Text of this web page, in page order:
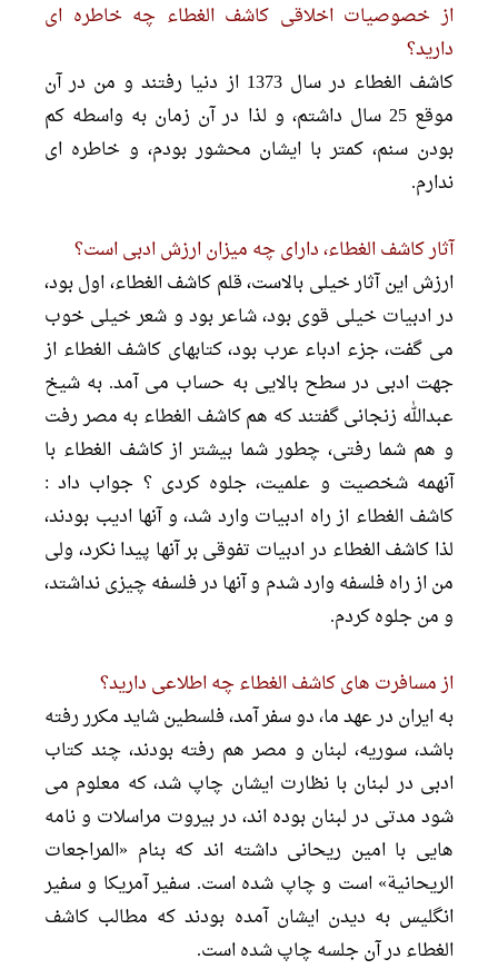
از خصوصیات اخلاقى کاشف الغطاء چه خاطره اى
دارید؟
کاشف الغطاء در سال 1373 از دنیا رفتند و من در آن
موقع 25 سال داشتم، و لذا در آن زمان به واسطه کم
بودن سنم، کمتر با ایشان محشور بودم، و خاطره اى
ندارم.
آثار کاشف الغطاء، داراى چه میزان ارزش ادبى است؟
ارزش این آثار خیلى بالاست، قلم کاشف الغطاء، اول بود،
در ادبیات خیلى قوى بود، شاعر بود و شعر خیلى خوب
مى گفت، جزء ادباء عرب بود، کتابهاى کاشف الغطاء از
جهت ادبى در سطح بالایى به حساب مى آمد. به شیخ
عبدالله زنجانى گفتند که هم کاشف الغطاء به مصر رفت
و هم شما رفتى، چطور شما بیشتر از کاشف الغطاء با
آنهمه شخصیت و علمیت، جلوه کردى ؟ جواب داد :
کاشف الغطاء از راه ادبیات وارد شد، و آنها ادیب بودند،
لذا کاشف الغطاء در ادبیات تفوقى بر آنها پیدا نکرد، ولى
من از راه فلسفه وارد شدم و آنها در فلسفه چیزى نداشتد،
و من جلوه کردم.
از مسافرت هاى کاشف الغطاء چه اطلاعى دارید؟
به ایران در عهد ما، دو سفر آمد، فلسطین شاید مکرر رفته
باشد، سوریه، لبنان و مصر هم رفته بودند، چند کتاب
ادبى در لبنان با نظارت ایشان چاپ شد، که معلوم مى
شود مدتى در لبنان بوده اند، در بیروت مراسلات و نامه
هایى با امین ریحانى داشته اند که بنام «المراجعات
الریحانیة» است و چاپ شده است. سفیر آمریکا و سفیر
انگلیس به دیدن ایشان آمده بودند که مطالب کاشف
الغطاء در آن جلسه چاپ شده است.